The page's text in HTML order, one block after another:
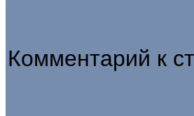
Комментарий к